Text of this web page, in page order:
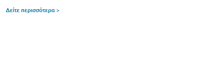
Δείτε περισσότερα >